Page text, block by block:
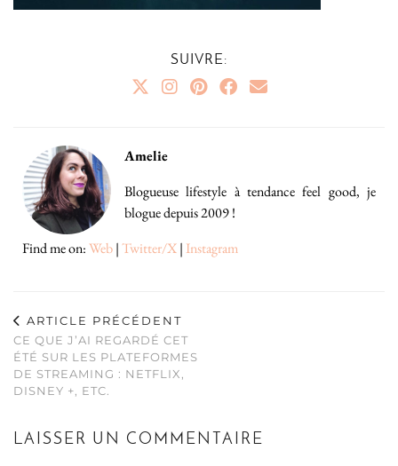
SUIVRE:
Amelie
Blogueuse lifestyle à tendance feel good, je
blogue depuis 2009 !
Find me on:Web|Twitter/X| Instagram
ARTICLE PRÉCÉDENT
CE QUE J’AI REGARDÉ CET
ÉTÉ SUR LES PLATEFORMES
DE STREAMING : NETFLIX,
DISNEY +, ETC.
LAISSER UN COMMENTAIRE